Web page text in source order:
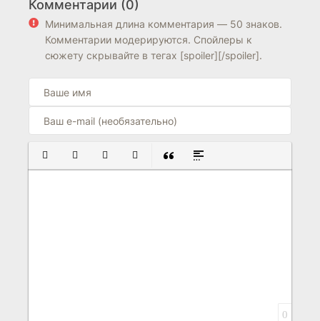
7.4 7.4
Комментарии (0)
Минимальная длина комментария — 50 знаков.
Комментарии модерируются. Спойлеры к
сюжету скрывайте в тегах [spoiler][/spoiler].
ПОЛУЖИРНЫЙ
КУРСИВПОДЧЕРКНУТЫЙ
ЗАЧЕРКНУТЫЙ
ВСТАВКА ЦИТАТЫ
ВСТАВКА СПОЙЛЕРА
0